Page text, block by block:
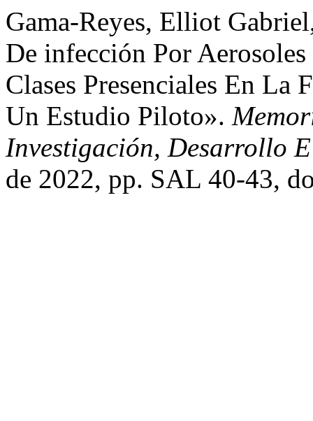
Gama-Reyes, Elliot
De infección Por
Clases Presenciales En La
Un Estudio Piloto».
Investigación, Desarrollo
de 2022, pp. SAL 40-43,